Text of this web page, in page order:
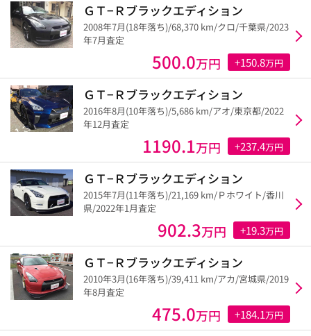
ＧＴ−Ｒブラックエディション
2008年7月(18年落ち)/68,370 km/クロ/千葉県/2023
年7月査定
500.0万円 +150.8万円
ＧＴ−Ｒブラックエディション
2016年8月(10年落ち)/5,686 km/アオ/東京都/2022
年12月査定
1190.1万円 +237.4万円
ＧＴ−Ｒブラックエディション
2015年7月(11年落ち)/21,169 km/Ｐホワイト/香川
県/2022年1月査定
902.3万円 +19.3万円
ＧＴ−Ｒブラックエディション
2010年3月(16年落ち)/39,411 km/アカ/宮城県/2019
年8月査定
475.0万円 +184.1万円